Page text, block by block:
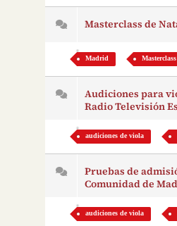
Masterclass de
Madrid Masterclass
Audiciones para
Radio Televisión
audiciones de viola
Pruebas de
Comunidad de
audiciones de viola